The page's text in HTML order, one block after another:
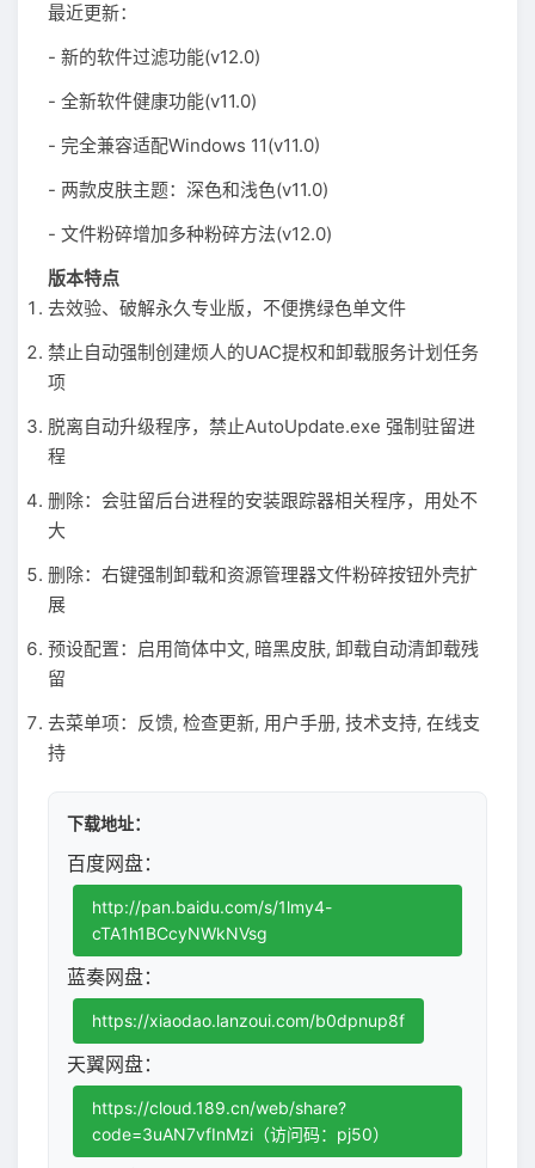
最近更新：
- 新的软件过滤功能(v12.0)
- 全新软件健康功能(v11.0)
- 完全兼容适配Windows 11(v11.0)
- 两款皮肤主题：深色和浅色(v11.0)
- 文件粉碎增加多种粉碎方法(v12.0)
版本特点
去效验、破解永久专业版，不便携绿色单文件
禁止自动强制创建烦人的UAC提权和卸载服务计划任务
项
脱离自动升级程序，禁止AutoUpdate.exe 强制驻留进
程
删除：会驻留后台进程的安装跟踪器相关程序，用处不
大
删除：右键强制卸载和资源管理器文件粉碎按钮外壳扩
展
预设配置：启用简体中文, 暗黑皮肤, 卸载自动清卸载残
留
去菜单项：反馈, 检查更新, 用户手册, 技术支持, 在线支
持
下载地址：
百度网盘：
http://pan.baidu.com/s/1lmy4-
cTA1h1BCcyNWkNVsg
蓝奏网盘：
https://xiaodao.lanzoui.com/b0dpnup8f
天翼网盘：
https://cloud.189.cn/web/share?
code=3uAN7vfInMzi（访问码：pj50）